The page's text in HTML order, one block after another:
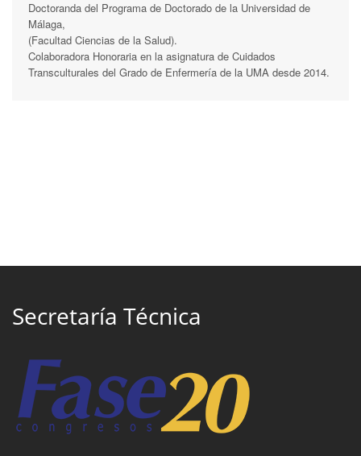
Doctoranda del Programa de Doctorado de la Universidad de
Málaga,
(Facultad Ciencias de la Salud).
Colaboradora Honoraria en la asignatura de Cuidados
Transculturales del Grado de Enfermería de la UMA desde 2014.
Secretaría Técnica